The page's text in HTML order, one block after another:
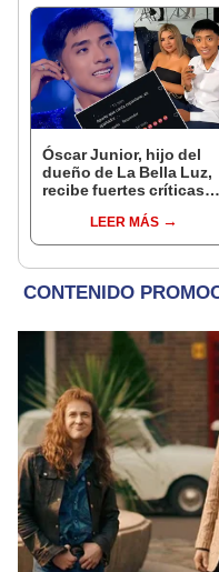
Óscar Junior, hijo del
dueño de La Bella Luz,
recibe fuertes críticas
Naldy Saldaña:
“Apañador”
LEER MÁS